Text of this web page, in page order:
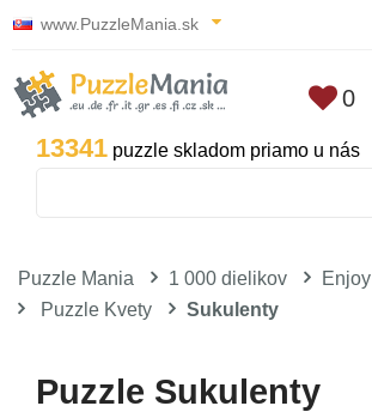
www.PuzzleMania.sk
13341 puzzle skladom priamo u nás
0
Puzzle Mania 1 000 dielikov
Enjoy
Puzzle Kvety
Sukulenty
Puzzle Sukulenty